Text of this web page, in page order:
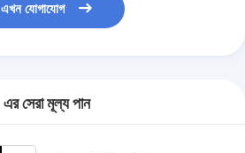
এখন যোগাযোগ
এর সেরা মূল্য পান